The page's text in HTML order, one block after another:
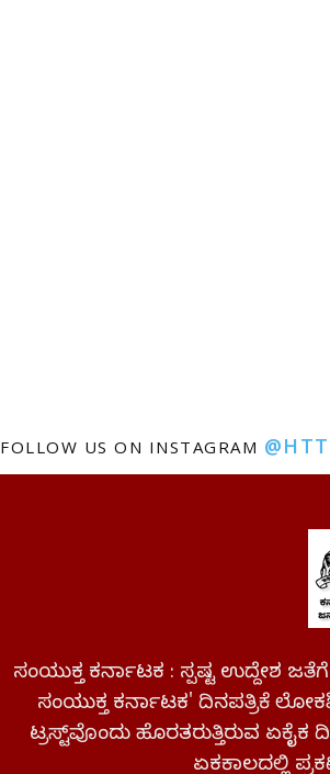
FOLLOW US ON INSTAGRAM
ಸಂಯುಕ್ತ ಕರ್ನಾಟಕ : ಸ್ಪಷ್ಟ ಉದ್ದೇಶ
ಸಂಯುಕ್ತ ಕರ್ನಾಟಕ' ದಿನಪತ್ರಿಕೆ
ಟ್ರಸ್ಟ್‌ವೊಂದು ಹೊರತರುತ್ತಿರುವ ಏಕೈಕ
ಏಕಕಾಲದಲ್ಲಿ